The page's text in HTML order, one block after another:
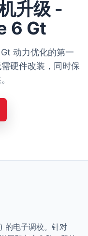
升级 -
6 Gt
动力优化的第一
硬件改装，同时保
的电子调校。针对